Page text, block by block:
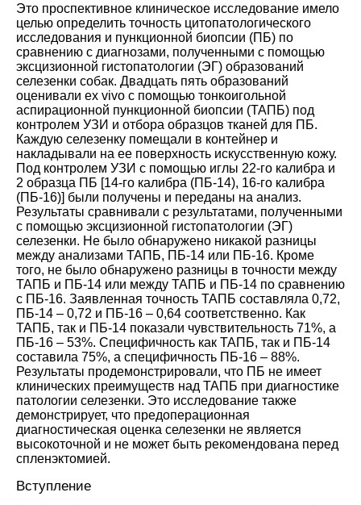
Это проспективное клиническое исследование имело
целью определить точность цитопатологического
исследования и пункционной биопсии (ПБ) по
сравнению с диагнозами, полученными с помощью
эксцизионной гистопатологии (ЭГ) образований
селезенки собак. Двадцать пять образований
оценивали ex vivo с помощью тонкоигольной
аспирационной пункционной биопсии (ТАПБ) под
контролем УЗИ и отбора образцов тканей для ПБ.
Каждую селезенку помещали в контейнер и
накладывали на ее поверхность искусственную кожу.
Под контролем УЗИ с помощью иглы 22-го калибра и
2 образца ПБ [14-го калибра (ПБ-14), 16-го калибра
(ПБ-16)] были получены и переданы на анализ.
Результаты сравнивали с результатами, полученными
с помощью эксцизионной гистопатологии (ЭГ)
селезенки. Не было обнаружено никакой разницы
между анализами ТАПБ, ПБ-14 или ПБ-16. Кроме
того, не было обнаружено разницы в точности между
ТАПБ и ПБ-14 или между ТАПБ и ПБ-14 по сравнению
с ПБ-16. Заявленная точность ТАПБ составляла 0,72,
ПБ-14 – 0,72 и ПБ-16 – 0,64 соответственно. Как
ТАПБ, так и ПБ-14 показали чувствительность 71%, а
ПБ-16 – 53%. Специфичность как ТАПБ, так и ПБ-14
составила 75%, а специфичность ПБ-16 – 88%.
Результаты продемонстрировали, что ПБ не имеет
клинических преимуществ над ТАПБ при диагностике
патологии селезенки. Это исследование также
демонстрирует, что предоперационная
диагностическая оценка селезенки не является
высокоточной и не может быть рекомендована перед
спленэктомией.
Вступление